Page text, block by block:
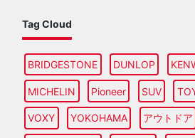
Tag Cloud
BRIDGESTONE DUNLOP
MICHELIN Pioneer SUV
VOXY YOKOHAMA アウトドア